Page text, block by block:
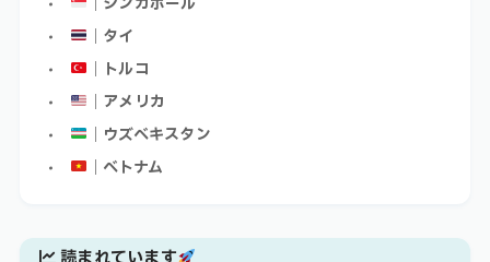
｜タイ
｜トルコ
｜アメリカ
｜ウズベキスタン
｜ベトナム